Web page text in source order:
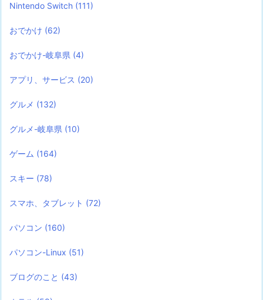
Nintendo Switch (111)
おでかけ (62)
おでかけ-岐阜県 (4)
アプリ、サービス (20)
グルメ (132)
グルメ-岐阜県 (10)
ゲーム (164)
スキー (78)
スマホ、タブレット (72)
パソコン (160)
パソコン-Linux (51)
ブログのこと (43)